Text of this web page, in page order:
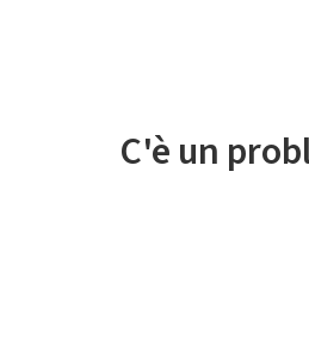
C'è un